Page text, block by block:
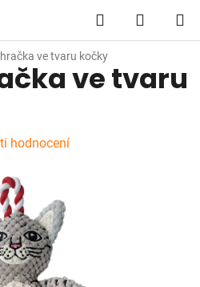
Hledat
KOŠÍK
ve tvaru kočky
ve tvaru
hodnocení